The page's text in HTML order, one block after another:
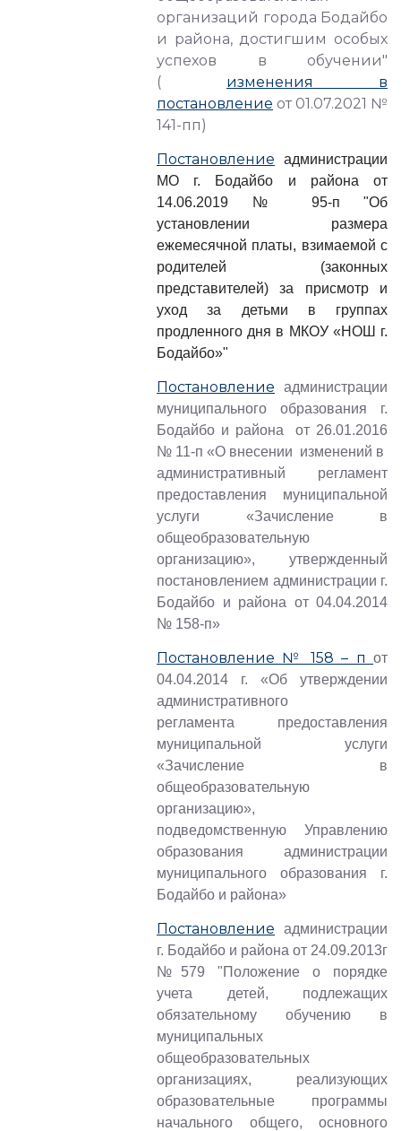
организаций города Бодайбо
и района, достигшим особых
успехов в обучении"
( изменения в
постановление от 01.07.2021 №
141-пп)
Постановление администрации
МО г. Бодайбо и района от
14.06.2019 № 95-п "Об
установлении размера
ежемесячной платы, взимаемой с
родителей (законных
представителей) за присмотр и
уход за детьми в группах
продленного дня в МКОУ «НОШ г.
Бодайбо»"
Постановление администрации
муниципального образования г.
Бодайбо и района от 26.01.2016
№ 11-п «О внесении изменений в
административный регламент
предоставления муниципальной
услуги «Зачисление в
общеобразовательную
организацию», утвержденный
постановлением администрации г.
Бодайбо и района от 04.04.2014
№ 158-п»
Постановление № 158 – п от
04.04.2014 г. «Об утверждении
административного
регламента предоставления
муниципальной услуги
«Зачисление в
общеобразовательную
организацию»,
подведомственную Управлению
образования администрации
муниципального образования г.
Бодайбо и района»
Постановление администрации
г. Бодайбо и района от 24.09.2013г
№579 "Положение о порядке
учета детей, подлежащих
обязательному обучению в
муниципальных
общеобразовательных
организациях, реализующих
образовательные программы
начального общего, основного